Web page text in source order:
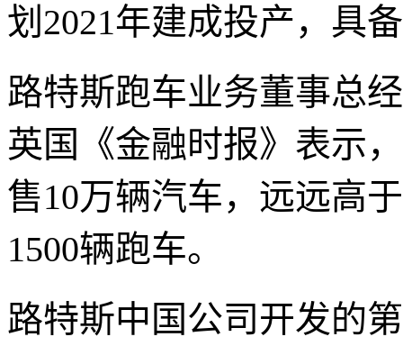
划2021年建成投产，具
路特斯跑车业务董事总
英国《金融时报》表示
售10万辆汽车，远远高
1500辆跑车。
路特斯中国公司开发的